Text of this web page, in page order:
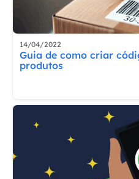
14/04/2022
Guia de como criar
produtos